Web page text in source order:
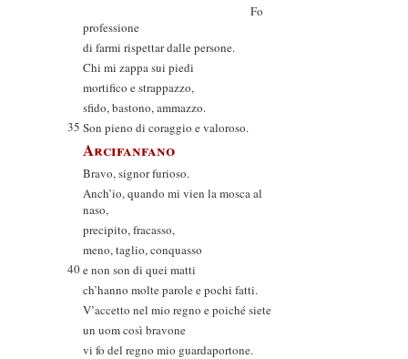
Fo
professione
di farmi rispettar dalle persone.
Chi mi zappa sui piedi
mortifico e strappazzo,
sfido, bastono, ammazzo.
35 Son pieno di coraggio e valoroso.
Arcifanfano
Bravo, signor furioso.
Anch’io, quando mi vien la mosca al
naso,
precipito, fracasso,
meno, taglio, conquasso
40e non son di quei matti
ch’hanno molte parole e pochi fatti.
V’accetto nel mio regno e poiché siete
un uom così bravone
vi fo del regno mio guardaportone.